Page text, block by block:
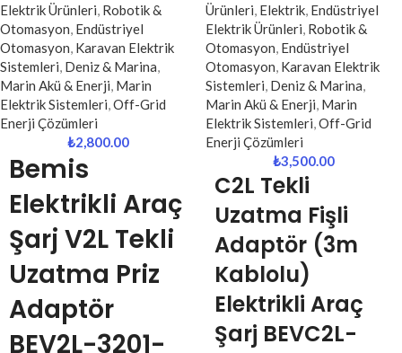
Elektrik Ürünleri Robotik &
Otomasyon Endüstriyel
Otomasyon Karavan Elektrik
Sistemleri Deniz & Marina
Marin Akü & Enerji Marin
Elektrik Sistemleri Off-Grid
Enerji Çözümleri
₺2,800.00
Bemis
Elektrikli Araç
Şarj V2L Tekli
Uzatma Priz
Adaptör
BEV2L-3201-
Ürünleri Elektrik Endüstriyel
Elektrik Ürünleri Robotik &
Otomasyon Endüstriyel
Otomasyon Karavan Elektrik
Sistemleri Deniz & Marina
Marin Akü & Enerji Marin
Elektrik Sistemleri Off-Grid
Enerji Çözümleri
₺3,500.00
C2L Tekli
Uzatma Fişli
Adaptör (3m
Kablolu)
Elektrikli Araç
Şarj BEVC2L-